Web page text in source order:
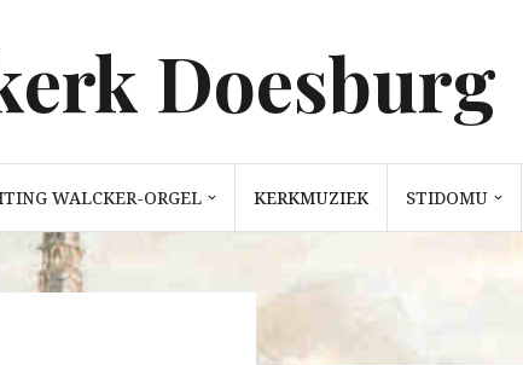
Doesburg
WALCKER-ORGEL KERKMUZIEK STIDOMU